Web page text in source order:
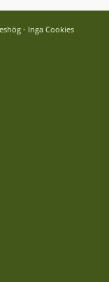
- Inga Cookies